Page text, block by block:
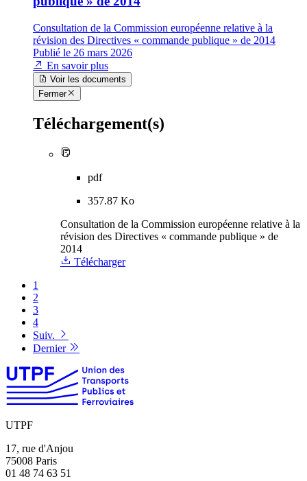
Consultation de la Commission européenne relative à la
révision des Directives « commande publique » de 2014
Publié le 26 mars 2026
En savoir plus
Voir les documents
Fermer
Téléchargement(s)
pdf
357.87 Ko
Consultation de la Commission européenne relative à la
révision des Directives « commande publique » de
2014
Télécharger
1
2
3
4
Suiv.
Dernier
UTPF
17, rue d'Anjou
75008 Paris
01 48 74 63 51